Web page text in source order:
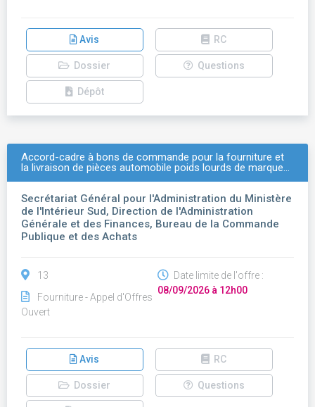
Avis RC
Dossier Questions
Dépôt
Accord-cadre à bons de commande pour la fourniture et
la livraison de pièces automobile poids lourds de marque…
Secrétariat Général pour l'Administration du Ministère
de l'Intérieur Sud, Direction de l'Administration
Générale et des Finances, Bureau de la Commande
Publique et des Achats
13
Fourniture - Appel d'Offres
Ouvert
Date limite de l'offre :
08/09/2026 à 12h00
Avis RC
Dossier Questions